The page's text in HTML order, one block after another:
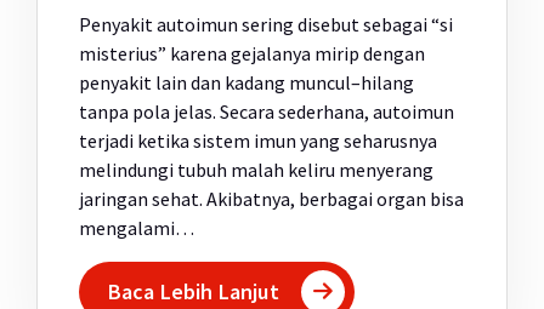
Penyakit autoimun sering disebut sebagai “si
misterius” karena gejalanya mirip dengan
penyakit lain dan kadang muncul–hilang
tanpa pola jelas. Secara sederhana, autoimun
terjadi ketika sistem imun yang seharusnya
melindungi tubuh malah keliru menyerang
jaringan sehat. Akibatnya, berbagai organ bisa
mengalami…
Baca Lebih Lanjut